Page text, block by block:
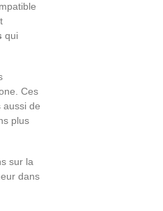
qui
Ces
aussi de
plus
sur la
dans